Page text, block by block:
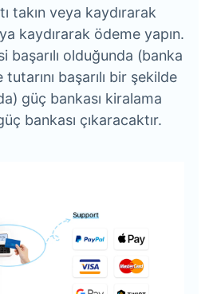
takın veya kaydırarak
kaydırarak ödeme yapın.
başarılı olduğunda (banka
başarılı bir şekilde
güç bankası kiralama
bankası çıkaracaktır.